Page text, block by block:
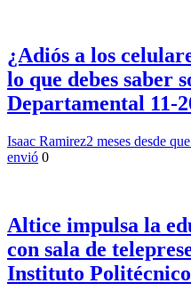
¿Adiós a los
lo que debes saber
Departamental 11-
Isaac Ramirez2 meses desde
envió 0
Altice impulsa la
con sala de
Instituto